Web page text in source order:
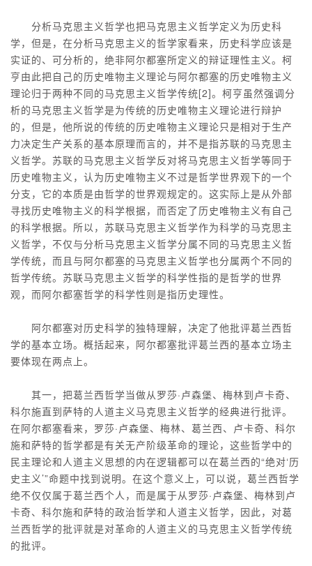
分析马克思主义哲学也把马克思主义哲学定义为历史科
学，但是，在分析马克思主义的哲学家看来，历史科学应该是
实证的、可分析的，绝非阿尔都塞所定义的辩证理性主义。柯
亨由此把自己的历史唯物主义理论与阿尔都塞的历史唯物主义
理论归于两种不同的马克思主义哲学传统[2]。柯亨虽然强调分
析的马克思主义哲学是为传统的历史唯物主义理论进行辩护
的，但是，他所说的传统的历史唯物主义理论只是相对于生产
力决定生产关系的基本原理而言的，并不是指苏联的马克思主
义哲学。苏联的马克思主义哲学反对将马克思主义哲学等同于
历史唯物主义，认为历史唯物主义不过是哲学世界观下的一个
分支，它的本质是由哲学的世界观规定的。这实际上是从外部
寻找历史唯物主义的科学根据，而否定了历史唯物主义有自己
的科学根据。所以，苏联马克思主义哲学作为科学的马克思主
义哲学，不仅与分析马克思主义哲学分属不同的马克思主义哲
学传统，而且与阿尔都塞的马克思主义哲学也分属两个不同的
哲学传统。苏联马克思主义哲学的科学性指的是哲学的世界
观，而阿尔都塞哲学的科学性则是指历史理性。
阿尔都塞对历史科学的独特理解，决定了他批评葛兰西哲
学的基本立场。概括起来，阿尔都塞批评葛兰西的基本立场主
要体现在两点上。
其一，把葛兰西哲学当做从罗莎·卢森堡、梅林到卢卡奇、
科尔施直到萨特的人道主义马克思主义哲学的经典进行批评。
在阿尔都塞看来，罗莎·卢森堡、梅林、葛兰西、卢卡奇、科尔
施和萨特的哲学都是有关无产阶级革命的理论，这些哲学中的
民主理论和人道主义思想的内在逻辑都可以在葛兰西的“绝对‘历
史主义’”命题中找到说明。在这个意义上，可以说，葛兰西哲学
绝不仅仅属于葛兰西个人，而是属于从罗莎·卢森堡、梅林到卢
卡奇、科尔施和萨特的政治哲学和人道主义哲学，因此，对葛
兰西哲学的批评就是对革命的人道主义的马克思主义哲学传统
的批评。